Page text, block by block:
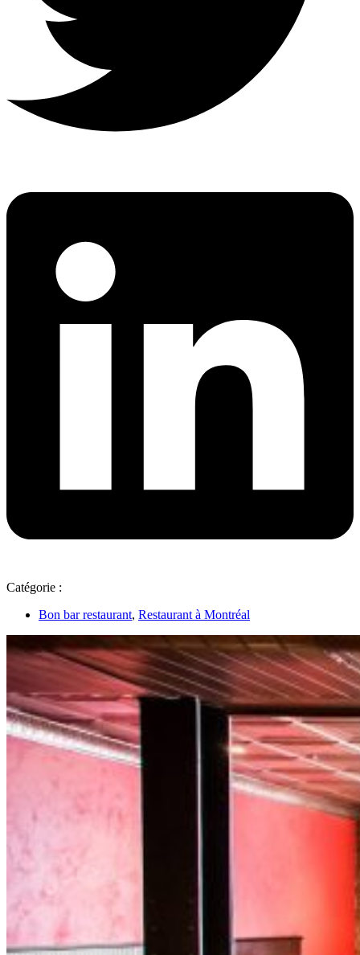
Catégorie :
Bon bar restaurant, Restaurant à Montréal